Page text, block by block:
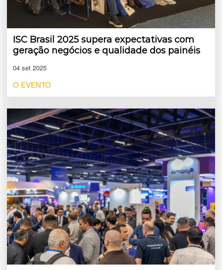
ISC Brasil 2025 supera expectativas com
geração negócios e qualidade dos painéis
04 set 2025
O EVENTO